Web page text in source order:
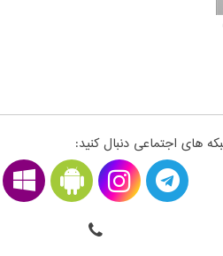
های اجتماعی دنبال کنید: